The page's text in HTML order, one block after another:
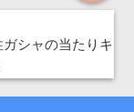
ガシャの当たりキ